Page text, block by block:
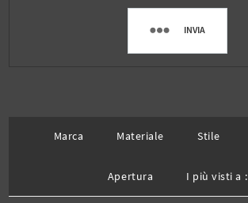
INVIA
Marca Materiale Stile
Apertura I più visti a :